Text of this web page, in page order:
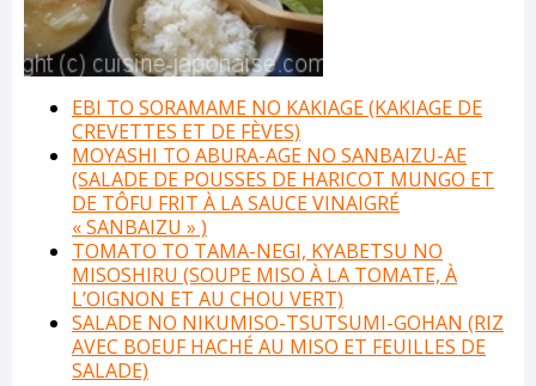
EBI TO SORAMAME NO KAKIAGE (KAKIAGE DE
CREVETTES ET DE FÈVES)
MOYASHI TO ABURA-AGE NO SANBAIZU-AE
(SALADE DE POUSSES DE HARICOT MUNGO ET
DE TÔFU FRIT À LA SAUCE VINAIGRÉ
« SANBAIZU » )
TOMATO TO TAMA-NEGI, KYABETSU NO
MISOSHIRU (SOUPE MISO À LA TOMATE, À
L’OIGNON ET AU CHOU VERT)
SALADE NO NIKUMISO-TSUTSUMI-GOHAN (RIZ
AVEC BOEUF HACHÉ AU MISO ET FEUILLES DE
SALADE)